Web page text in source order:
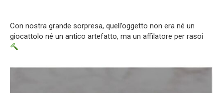
Con nostra grande sorpresa, quell’oggetto non era né un
giocattolo né un antico artefatto, ma un affilatore per rasoi
.